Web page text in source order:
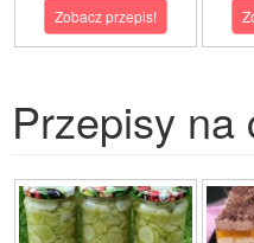
Zobacz przepis!
Przepisy na